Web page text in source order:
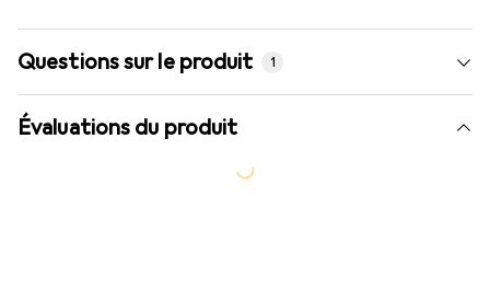
Questions sur le produit 1
Évaluations du produit